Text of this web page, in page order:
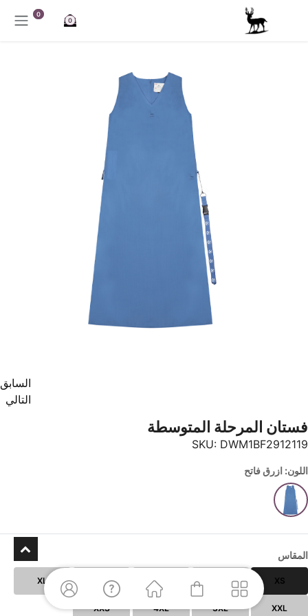
تخطي للذهاب إلى المحتوى
0
0
السابق
التالي
فستان المرحلة المتوسطة
SKU: DWM1BF2912119
اللون: ازرق فاتح
المقاس
XS
M
XL
XXL
3XL
4XL
XXS